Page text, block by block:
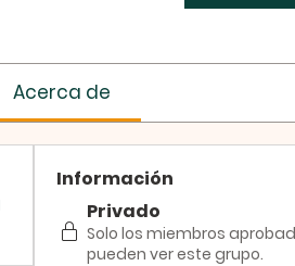
Acerca de
Información
Privado
Solo los miembros
pueden ver este grupo.